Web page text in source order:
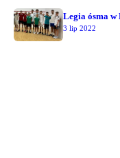
Legia ósma w
3 lip 2022